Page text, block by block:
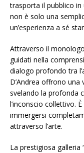
trasporta il pubblico in
non è solo una
un’esperienza a sé
Attraverso il
guidati nella
dialogo profondo tra
D’Andrea offrono
svelando la profonda
l’inconscio collettivo.
immergersi
attraverso l’arte.
La prestigiosa galleria